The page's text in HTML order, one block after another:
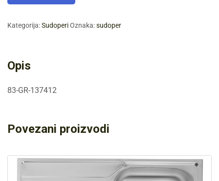
Kategorija:SudoperiOznaka:sudoper
Opis
83-GR-137412
Povezani proizvodi